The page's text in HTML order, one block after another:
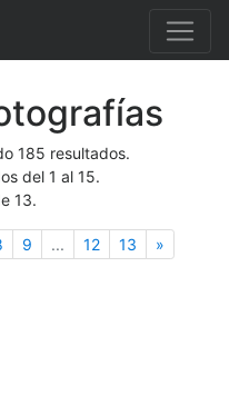
185 resultados.
del 1 al 15.
13.
9 ... 12 13 »